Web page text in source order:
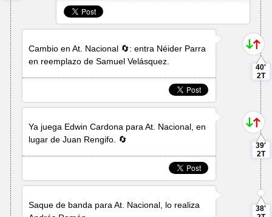
Cambio en At. Nacional 🔄: entra Néider Parra
en reemplazo deSamuel Velásquez
40'
2T
Ya juega Edwin Cardona para At. Nacional, en
lugar deJuan Rengifo . 🔄
39'
2T
Saque de banda para At. Nacional, lo realiza
38'